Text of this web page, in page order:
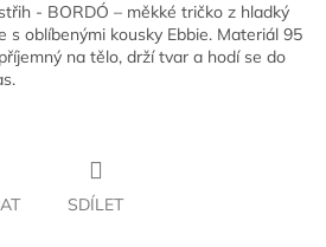
- BORDÓ – měkké tričko z hladký
s oblíbenými kousky Ebbie. Materiál 95
na tělo, drží tvar a hodí se do
SDÍLET